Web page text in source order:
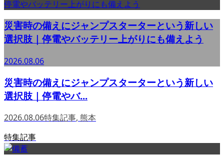
災害時の備えにジャンプスターターという新しい
選択肢｜停電やバッテリー上がりにも備えよう
2026.08.06
災害時の備えにジャンプスターターという新しい
選択肢｜停電やバ...
2026.08.06特集記事, 熊本
特集記事